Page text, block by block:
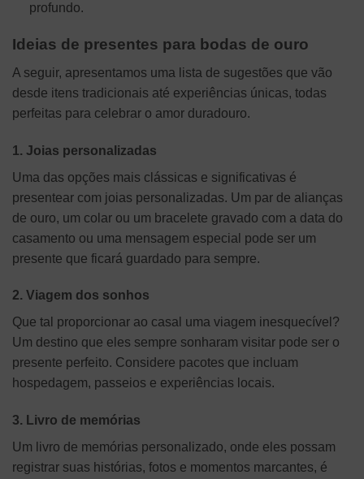
profundo.
Ideias de presentes para bodas de ouro
A seguir, apresentamos uma lista de sugestões que vão
desde itens tradicionais até experiências únicas, todas
perfeitas para celebrar o amor duradouro.
1. Joias personalizadas
Uma das opções mais clássicas e significativas é
presentear com joias personalizadas. Um par de alianças
de ouro, um colar ou um bracelete gravado com a data do
casamento ou uma mensagem especial pode ser um
presente que ficará guardado para sempre.
2. Viagem dos sonhos
Que tal proporcionar ao casal uma viagem inesquecível?
Um destino que eles sempre sonharam visitar pode ser o
presente perfeito. Considere pacotes que incluam
hospedagem, passeios e experiências locais.
3. Livro de memórias
Um livro de memórias personalizado, onde eles possam
registrar suas histórias, fotos e momentos marcantes, é